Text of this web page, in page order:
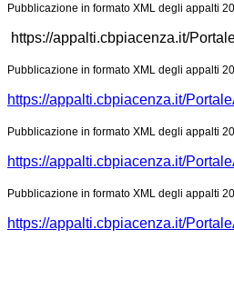
Pubblicazione in formato XML degli appalti
https://appalti.cbpiacenza.it/
Pubblicazione in formato XML degli appalti
https://appalti.cbpiacenza.it/
Pubblicazione in formato XML degli appalti
https://appalti.cbpiacenza.it/
Pubblicazione in formato XML degli appalti
https://appalti.cbpiacenza.it/